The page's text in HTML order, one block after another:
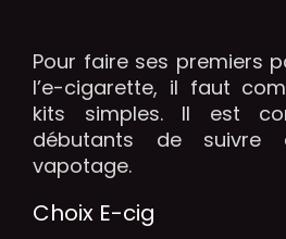
Pour faire ses premiers
l’e-cigarette, il faut
kits simples. Il est
débutants de suivre
vapotage.
Choix E-cig